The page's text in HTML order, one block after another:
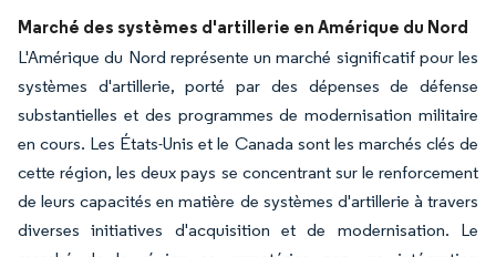
Marché des systèmes d'artillerie en Amérique du Nord
L'Amérique du Nord représente un marché significatif pour les
systèmes d'artillerie, porté par des dépenses de défense
substantielles et des programmes de modernisation militaire
en cours. Les États-Unis et le Canada sont les marchés clés de
cette région, les deux pays se concentrant sur le renforcement
de leurs capacités en matière de systèmes d'artillerie à travers
diverses initiatives d'acquisition et de modernisation. Le